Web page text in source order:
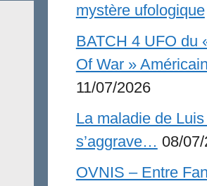
mystère ufologique
BATCH 4 UFO du
Of War »
11/07/2026
La maladie de
s’aggrave… 08/
OVNIS – Entre